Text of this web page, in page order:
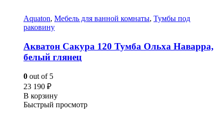
Aquaton, Мебель для ванной комнаты, Тумбы под
раковину
Акватон Сакура 120 Тумба Ольха Наварра,
белый глянец
0 out of 5
23 190 ₽
В корзину
Быстрый просмотр